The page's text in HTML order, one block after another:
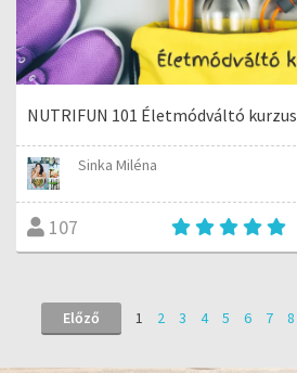
NUTRIFUN 101 Életmódváltó kurzus
Sinka Miléna
107
Előző 1 2 3 4 5 6 7 8